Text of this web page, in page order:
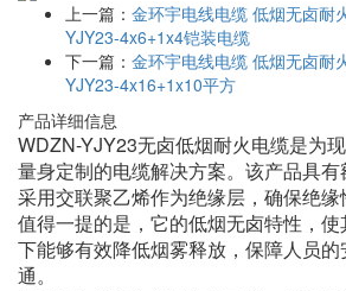
上一篇： 金环宇电线电缆 低烟无卤耐
YJY23-4x6+1x4铠装电缆
下一篇： 金环宇电线电缆 低烟无卤耐
YJY23-4x16+1x10平方
产品详细信息
WDZN-YJY23无卤低烟耐火电缆是为
量身定制的电缆解决方案。该产品具有
采用交联聚乙烯作为绝缘层，确保绝
值得一提的是，它的低烟无卤特性，
下能够有效降低烟雾释放，保障人员
通。